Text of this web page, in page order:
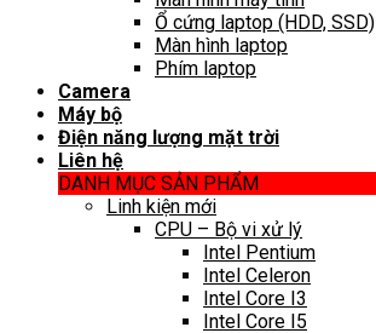
Ổ cứng laptop (HDD, SSD)
Màn hình laptop
Phím laptop
Camera
Máy bộ
Điện năng lượng mặt trời
Liên hệ
DANH MỤC SẢN PHẨM
Linh kiện mới
CPU – Bộ vi xử lý
Intel Pentium
Intel Celeron
Intel Core I3
Intel Core I5